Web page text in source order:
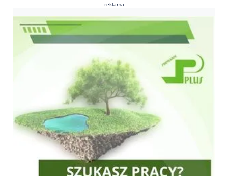
reklama